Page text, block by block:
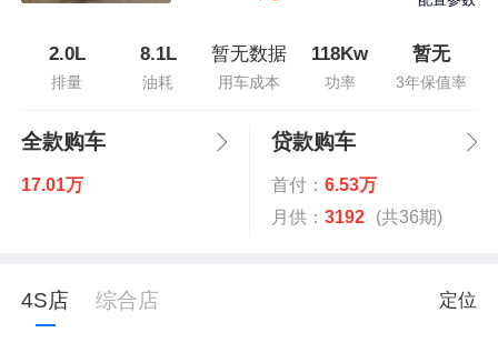
2.0L
排量
8.1L
油耗
暂无数据
用车成本
118Kw
功率
暂无
3年保值率
全款购车
17.01万
贷款购车
首付： 6.53万
月供： 3192 (共36期)
4S店 综合店 定位